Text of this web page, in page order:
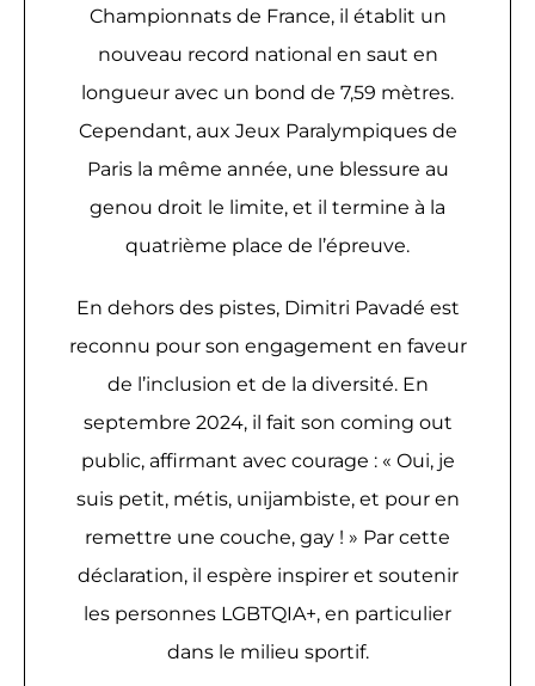
Championnats de France, il établit un
nouveau record national en saut en
longueur avec un bond de 7,59 mètres.
Cependant, aux Jeux Paralympiques de
Paris la même année, une blessure au
genou droit le limite, et il termine à la
quatrième place de l’épreuve.
En dehors des pistes, Dimitri Pavadé est
reconnu pour son engagement en faveur
de l’inclusion et de la diversité. En
septembre 2024, il fait son coming out
public, affirmant avec courage : « Oui, je
suis petit, métis, unijambiste, et pour en
remettre une couche, gay ! » Par cette
déclaration, il espère inspirer et soutenir
les personnes LGBTQIA+, en particulier
dans le milieu sportif.